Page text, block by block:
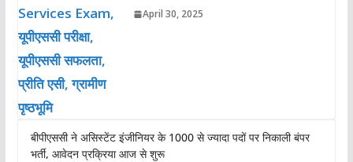
April 30, 2025
बीपीएससी ने असिस्टेंट इंजीनियर के 1000 से ज्यादा पदों पर निकाली बंपर
भर्ती, आवेदन प्रक्रिया आज से शुरू